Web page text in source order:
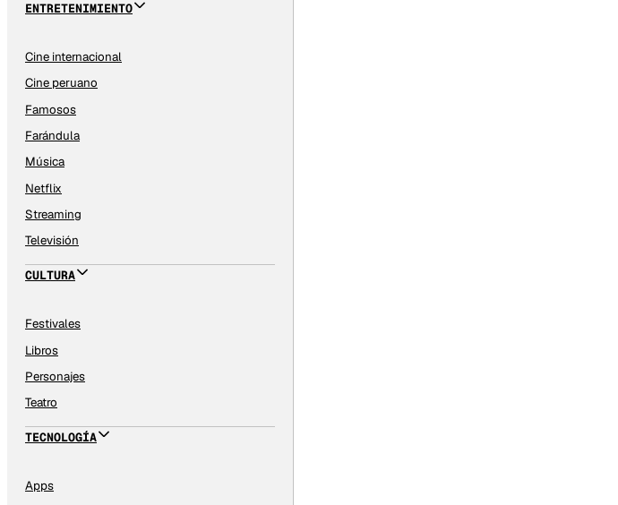
ENTRETENIMIENTO
Cine internacional
Cine peruano
Famosos
Farándula
Música
Netflix
Streaming
Televisión
CULTURA
Festivales
Libros
Personajes
Teatro
TECNOLOGÍA
Apps